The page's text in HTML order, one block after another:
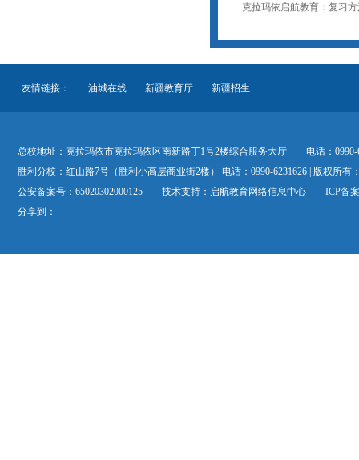
克拉玛依启航教育：复习方
友情链接： 油城在线 新疆教育厅 新疆招生
总校地址：克拉玛依市克拉玛依区南新路丁1号2楼综合服务大厅 电话：
胜利分校：红山路7号（胜利小高层商业街2楼） 电话：0990-6231626 | 版权所有
公安备案号：65020302000125 技术支持： 启航教育网络信息中心 ICP备案
分享到：